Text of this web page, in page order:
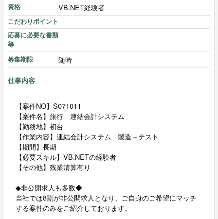
資格 VB.NET経験者
こだわりポイント
応募に必要な書類
等
募集期限
随時
仕事内容
【案件NO】S071011
【案件名】旅行 連結会計システム
【勤務地】初台
【作業内容】連結会計システム 製造～テスト
【期間】長期
【必要スキル】VB.NETの経験者
【その他】残業清算有り
◆非公開求人も多数◆
当社では8割が非公開求人となり、ご自身のご希望にマッチ
する案件のみをご紹介しております。